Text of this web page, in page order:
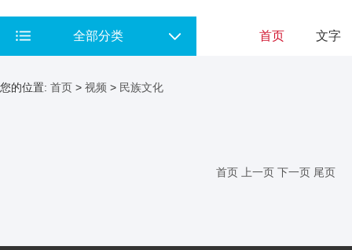
全部分类 首页 文字
您的位置: 首页 > 视频 > 民族文化
首页 上一页 下一页 尾页